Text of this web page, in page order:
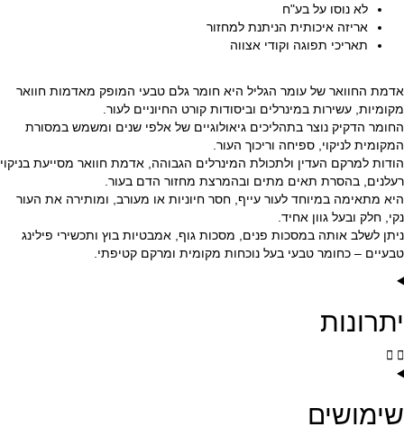
לא נוסו על בע"ח
אריזה איכותית הניתנת למחזור
תאריכי תפוגה וקודי אצווה
אדמת החוואר של עומר הגליל היא חומר גלם טבעי המופק מאדמות חוואר
מקומיות, עשירות במינרלים וביסודות קורט החיוניים לעור.
החומר הדקיק נוצר בתהליכים גיאולוגיים של אלפי שנים ומשמש במסורת
המקומית לניקוי, ספיחה וריכוך העור.
הודות למרקם העדין ולתכולת המינרלים הגבוהה, אדמת חוואר מסייעת בניקוי
רעלנים, בהסרת תאים מתים ובהמרצת מחזור הדם בעור.
היא מתאימה במיוחד לעור עייף, חסר חיוניות או מעורב, ומותירה את העור
נקי, חלק ובעל גוון אחיד.
ניתן לשלב אותה במסכות פנים, מסכות גוף, אמבטיות בוץ ותכשירי פילינג
טבעיים – כחומר טבעי בעל נוכחות מקומית ומרקם קטיפתי.
יתרונות
שימושים